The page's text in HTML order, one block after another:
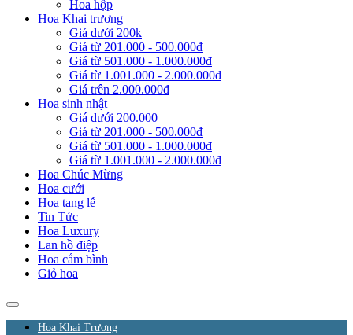
Hoa hộp
Hoa Khai trương
Giá dưới 200k
Giá từ 201.000 - 500.000đ
Giá từ 501.000 - 1.000.000đ
Giá từ 1.001.000 - 2.000.000đ
Giá trên 2.000.000đ
Hoa sinh nhật
Giá dưới 200.000
Giá từ 201.000 - 500.000đ
Giá từ 501.000 - 1.000.000đ
Giá từ 1.001.000 - 2.000.000đ
Hoa Chúc Mừng
Hoa cưới
Hoa tang lễ
Tin Tức
Hoa Luxury
Lan hồ điệp
Hoa cắm bình
Giỏ hoa
Hoa Khai Trương